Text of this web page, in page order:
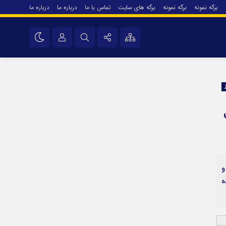
برگه نمونه برگه نمونه برگه های سایت تماس با ما درباره ما درباره ما